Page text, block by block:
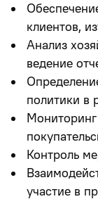
клиентов,
Анализ
ведение
политики в
Контроль
участие в